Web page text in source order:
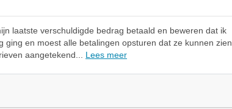
laatste verschuldigde bedrag betaald en beweren dat ik
ging en moest alle betalingen opsturen dat ze kunnen zien
aangetekend... Lees meer